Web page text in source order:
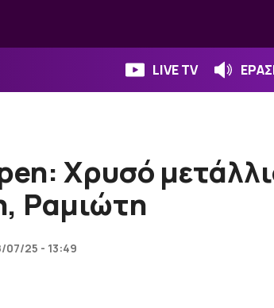
LIVE TV
Χρυσό
Ραμιώτη
07/25 - 13:49